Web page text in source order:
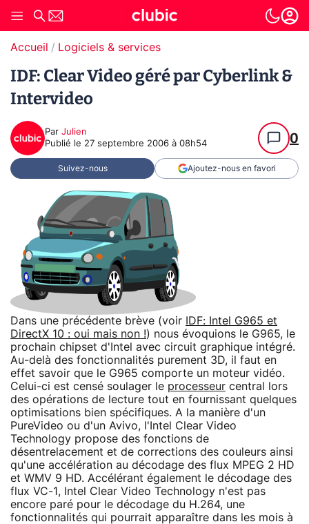
Accueil Logiciels & services
IDF: Clear Video géré par Cyberlink &
Intervideo
Par Julien
Publié le 27 septembre 2006 à 08h54 0
Suivez-nous Ajoutez-nous en favori
Dans une précédente brève (voir
IDF: Intel G965 et
DirectX 10 : oui mais non !) nous évoquions le G965, le
prochain chipset d'Intel avec circuit graphique intégré.
Au-delà des fonctionnalités purement 3D, il faut en
effet savoir que le G965 comporte un moteur vidéo.
Celui-ci est censé soulager le processeur central lors
des opérations de lecture tout en fournissant quelques
optimisations bien spécifiques. A la manière d'un
PureVideo ou d'un Avivo, l'Intel Clear Video
Technology propose des fonctions de
désentrelacement et de corrections des couleurs ainsi
qu'une accélération au décodage des flux MPEG 2 HD
et WMV 9 HD. Accélérant également le décodage des
flux VC-1, Intel Clear Video Technology n'est pas
encore paré pour le décodage du H.264, une
fonctionnalités qui pourrait apparaître dans les mois à